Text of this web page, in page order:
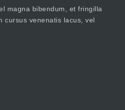
magna bibendum, et fringilla
cursus venenatis lacus, vel